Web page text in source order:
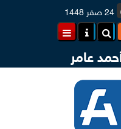
24 صفر 1448
عامر